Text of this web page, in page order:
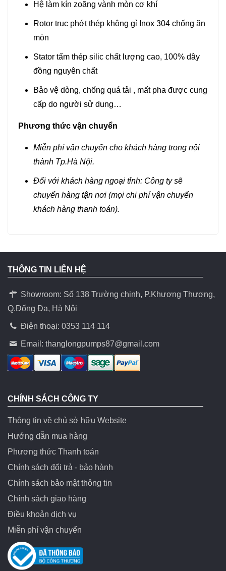
Hệ làm kín zoăng vành mòn cơ khí
Rotor trục phớt thép không gỉ Inox 304 chống ăn
mòn
Stator tấm thép silic chất lượng cao, 100% dây
đồng nguyên chất
Bảo vệ dòng, chống quá tải , mất pha được cung
cấp do người sử dung…
Phương thức vận chuyển
Miễn phí vận chuyển cho khách hàng trong nội
thành Tp.Hà Nội.
Đối với khách hàng ngoại tỉnh: Công ty sẽ
chuyển hàng tận nơi (mọi chi phí vận chuyển
khách hàng thanh toán).
THÔNG TIN LIÊN HỆ
Showroom: Số 138 Trường chinh, P.Khương Thương,
Q.Đống Đa, Hà Nội
Điện thoại: 0353 114 114
Email:thanglongpumps87@gmail.com
CHÍNH SÁCH CÔNG TY
Thông tin về chủ sở hữu Website
Hướng dẫn mua hàng
Phương thức Thanh toán
Chính sách đổi trả - bảo hành
Chính sách bảo mật thông tin
Chính sách giao hàng
Điều khoản dịch vụ
Miễn phí vận chuyển